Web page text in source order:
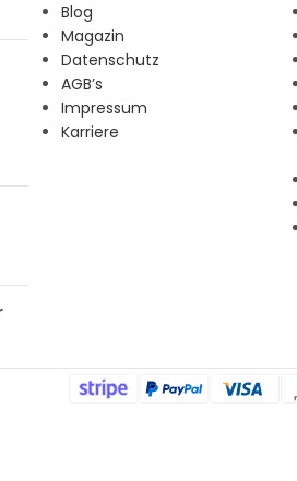
Blog
Magazin
Datenschutz
AGB’s
Impressum
Karriere